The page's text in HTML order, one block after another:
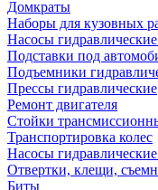
Домкраты
Наборы для кузовных
Насосы
Подставки под
Подъемники
Прессы гидравлические
Ремонт двигателя
Стойки
Транспортировка колес
Насосы
Отвертки, клещи,
Биты